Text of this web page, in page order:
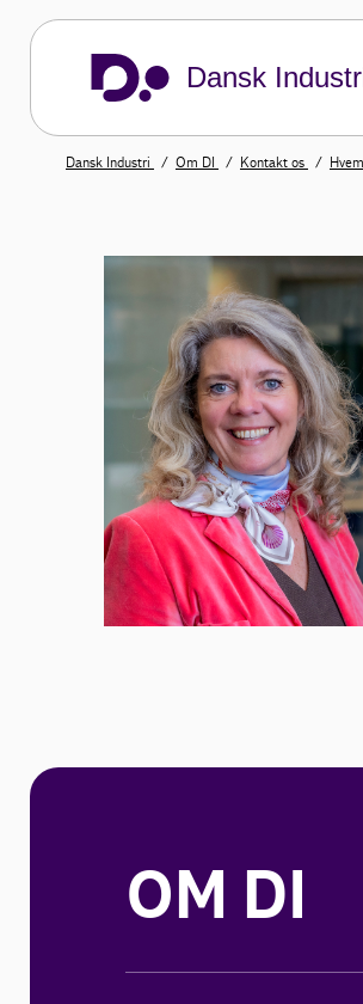
Dansk
Dansk Industri Om DI Kontakt os
OM DI